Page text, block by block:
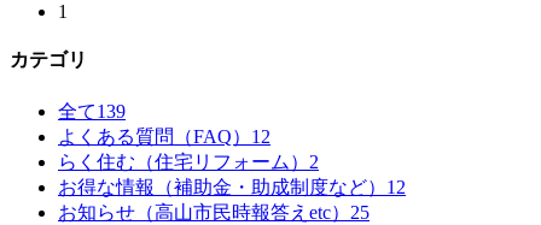
1
カテゴリ
全て139
よくある質問（FAQ） 12
らく住む（住宅リフォーム） 2
お得な情報（補助金・助成制度など） 12
お知らせ（高山市民時報答えetc） 25